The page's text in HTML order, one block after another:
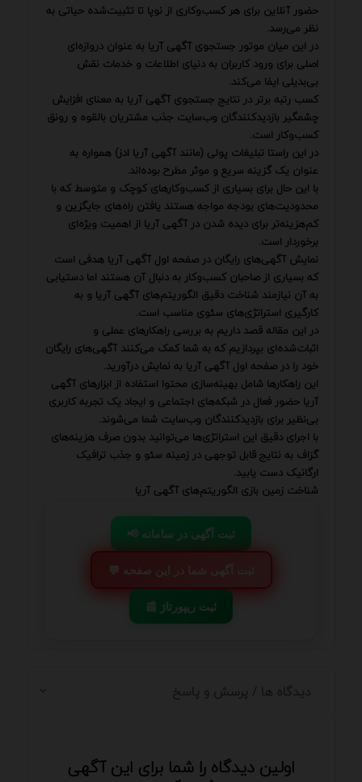
حضور آنلاین برای هر کسب‌وکاری از نوپا تا تثبیت‌شده حیاتی به
نظر می‌رسد.
در این میان موتور جستجوی آگهی آریا به عنوان دروازه‌ای
اصلی برای ورود کاربران به دنیای اطلاعات و خدمات نقش
بی‌بدیلی ایفا می‌کند.
کسب رتبه برتر در نتایج جستجوی آگهی آریا به معنای افزایش
چشمگیر بازدیدکنندگان وب‌سایت جذب مشتریان بالقوه و رونق
کسب‌وکار است.
در این راستا تبلیغات پولی (مانند آگهی آریا ادز) همواره به
عنوان یک گزینه سریع و موثر مطرح بوده‌اند.
با این حال برای بسیاری از کسب‌وکارهای کوچک و متوسط که با
محدودیت‌های بودجه مواجه هستند یافتن راه‌های جایگزین و
کم‌هزینه‌تر برای دیده شدن در آگهی آریا از اهمیت ویژه‌ای
برخوردار است.
نمایش آگهی‌های رایگان در صفحه اول آگهی آریا هدفی است
که بسیاری از صاحبان کسب‌وکار به دنبال آن هستند اما دستیابی
به آن نیازمند شناخت دقیق الگوریتم‌های آگهی آریا و به
کارگیری استراتژی‌های سئوی مناسب است.
در این مقاله قصد داریم به بررسی راهکارهای عملی و
اثبات‌شده‌ای بپردازیم که به شما کمک می‌کنند آگهی‌های رایگان
خود را در صفحه اول آگهی آریا به نمایش درآورید.
این راهکارها شامل بهینه‌سازی محتوا استفاده از ابزارهای آگهی
آریا حضور فعال در شبکه‌های اجتماعی و ایجاد یک تجربه کاربری
بی‌نظیر برای بازدیدکنندگان وب‌سایت شما می‌شوند.
با اجرای دقیق این استراتژی‌ها می‌توانید بدون صرف هزینه‌های
گزاف به نتایج قابل توجهی در زمینه سئو و جذب ترافیک
ارگانیک دست یابید.
شناخت زمین بازی الگوریتم‌های آگهی آریا
📢 ثبت آگهی در سامانه
💬 ثبت آگهی شما در این صفحه
📰 ثبت ریپورتاژ
دیدگاه ها / پرسش و پاسخ
اولین دیدگاه را شما برای این آگهی